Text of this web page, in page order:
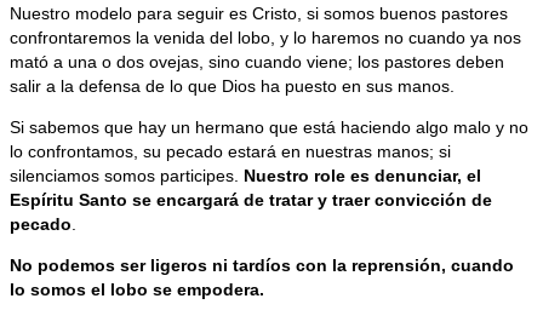
Nuestro modelo para seguir es Cristo, si somos buenos pastores
confrontaremos la venida del lobo, y lo haremos no cuando ya nos
mató a una o dos ovejas, sino cuando viene; los pastores deben
salir a la defensa de lo que Dios ha puesto en sus manos.
Si sabemos que hay un hermano que está haciendo algo malo y no
lo confrontamos, su pecado estará en nuestras manos; si
silenciamos somos participes. Nuestro role es denunciar, el
Espíritu Santo se encargará de tratar y traer convicción de
pecado
No podemos ser ligeros ni tardíos con la reprensión, cuando
lo somos el lobo se empodera.